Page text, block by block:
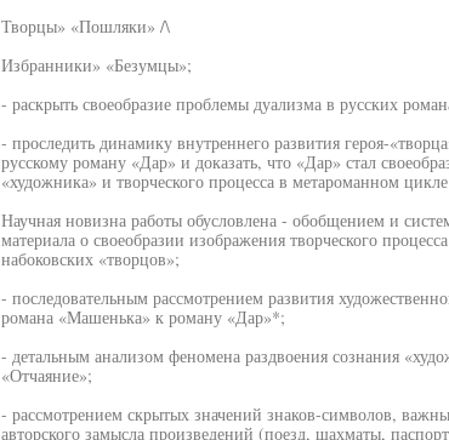
Творцы» «Пошляки» /\
Избранники» «Безумцы»;
- раскрыть своеобразие проблемы дуализма в русских
- проследить динамику внутреннего развития героя-
русскому роману «Дар» и доказать, что «Дар» стал
«художника» и творческого процесса в метароманном
Научная новизна работы обусловлена - обобщением и
материала о своеобразии изображения творческого
набоковских «творцов»;
- последовательным рассмотрением развития
романа «Машенька» к роману «Дар»*;
- детальным анализом феномена раздвоения сознания
«Отчаяние»;
- рассмотрением скрытых значений знаков-символов,
авторского замысла произведений (поезд, шахматы,